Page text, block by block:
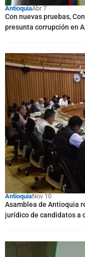
AntioquiaAbr 7
Con nuevas pruebas,
presunta corrupción en
AntioquiaNov 10
Asamblea de Antioquia
jurídico de candidatos a